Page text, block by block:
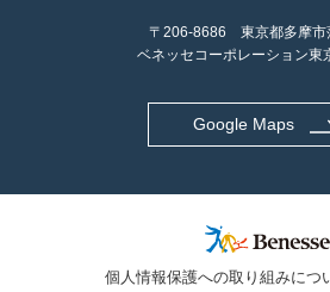
〒206-8686 東京都多摩市
ベネッセコーポレーション東
Google Maps
個人情報保護への取り組みにつ